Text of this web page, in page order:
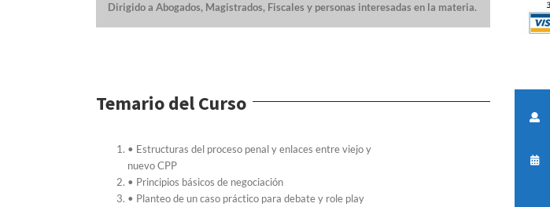
Dirigido a Abogados, Magistrados, Fiscales y personas interesadas en la materia.
Temario del Curso
• Estructuras del proceso penal y enlaces entre viejo y
nuevo CPP
• Principios básicos de negociación
• Planteo de un caso práctico para debate y role play